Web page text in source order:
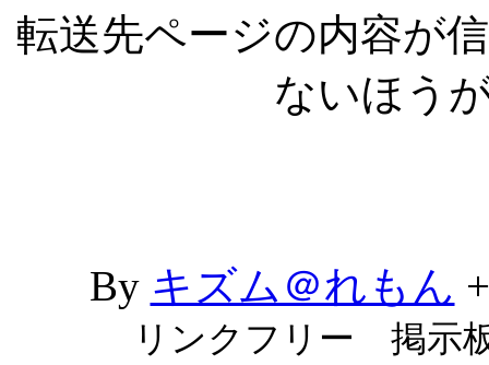
転送先ページの内容が
ないほう
By キズム＠れもん
リンクフリー 掲示